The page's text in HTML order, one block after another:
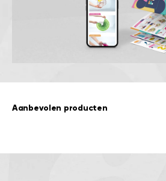
Aanbevolen producten